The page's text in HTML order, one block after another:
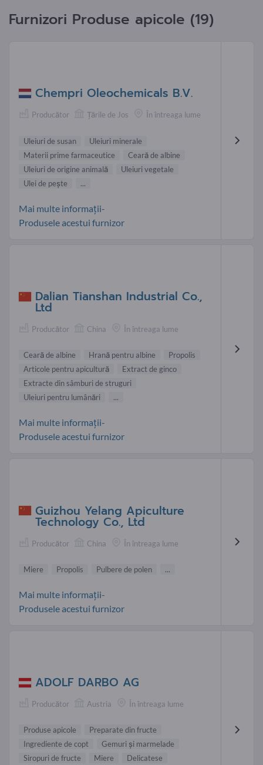
Furnizori Produse apicole (19)
Chempri Oleochemicals B.V.
Producător Țările de Jos În întreaga lume
Uleiuri de susan
Uleiuri minerale
Materii prime farmaceutice
Ceară de albine
Uleiuri de origine animală
Uleiuri vegetale
Ulei de pește
...
Mai multe informații-
Produsele acestui furnizor
Dalian Tianshan Industrial Co.,
Ltd
Producător China În întreaga lume
Ceară de albine Hrană pentru albine
Propolis
Articole pentru apicultură
Extract de ginco
Extracte din sâmburi de struguri
Uleiuri pentru lumânări
...
Mai multe informații-
Produsele acestui furnizor
Guizhou Yelang Apiculture
Technology Co., Ltd
Producător China În întreaga lume
Miere Propolis Pulbere de polen ...
Mai multe informații-
Produsele acestui furnizor
ADOLF DARBO AG
Producător Austria În întreaga lume
Produse apicole
Preparate din fructe
Ingrediente de copt
Gemuri şi marmelade
Siropuri de fructe
Miere Delicatese